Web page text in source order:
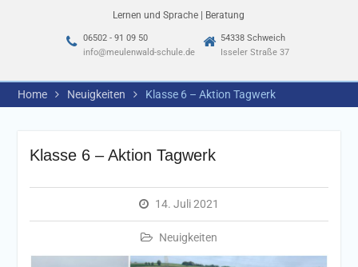
Lernen und Sprache | Beratung
06502 - 91 09 50
info@meulenwald-schule.de
54338 Schweich
Isseler Straße 37
Home Neuigkeiten Klasse 6 – Aktion Tagwerk
Klasse 6 – Aktion Tagwerk
14. Juli 2021
Neuigkeiten